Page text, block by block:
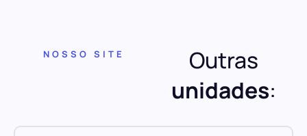
NOSSO SITE
Outras
unidades: